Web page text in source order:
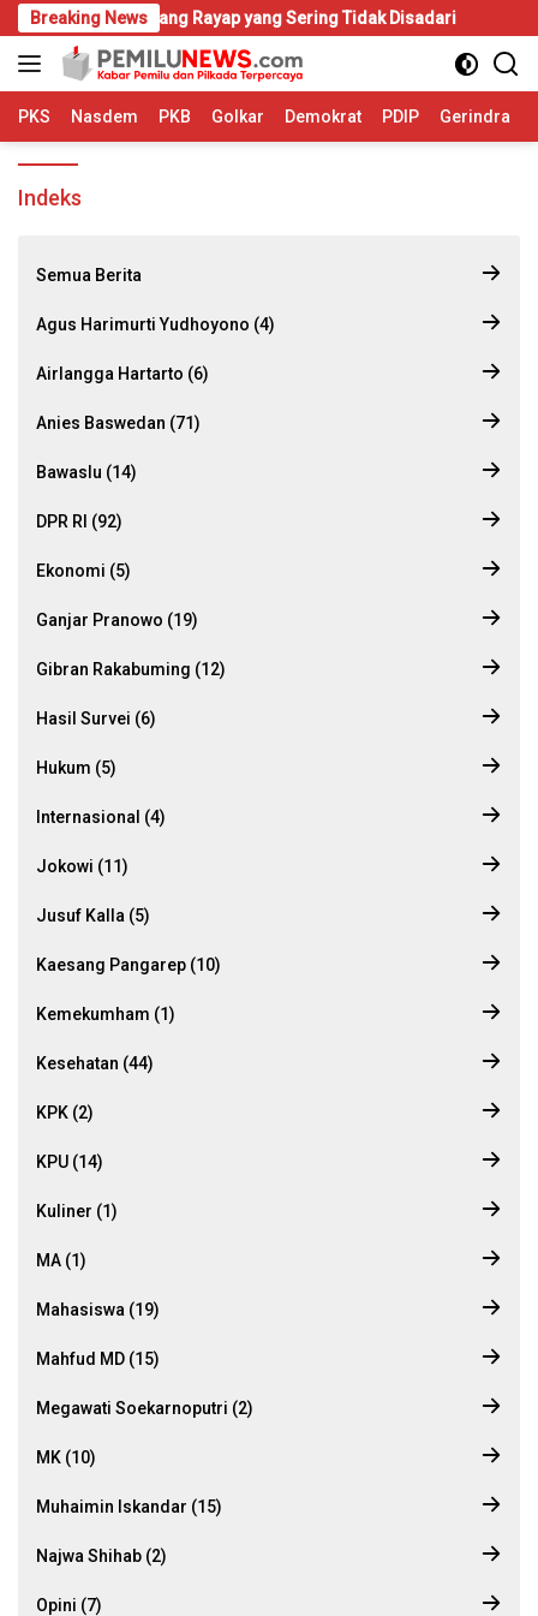
Langsung
ke
konten
Breaking News
Mulai Diserang Rayap yang Sering Tidak Disadari
PKS Nasdem PKB Golkar Demokrat PDIP Gerindra
Indeks
Semua Berita
Agus Harimurti Yudhoyono (4)
Airlangga Hartarto (6)
Anies Baswedan (71)
Bawaslu (14)
DPR RI (92)
Ekonomi (5)
Ganjar Pranowo (19)
Gibran Rakabuming (12)
Hasil Survei (6)
Hukum (5)
Internasional (4)
Jokowi (11)
Jusuf Kalla (5)
Kaesang Pangarep (10)
Kemekumham (1)
Kesehatan (44)
KPK (2)
KPU (14)
Kuliner (1)
MA (1)
Mahasiswa (19)
Mahfud MD (15)
Megawati Soekarnoputri (2)
MK (10)
Muhaimin Iskandar (15)
Najwa Shihab (2)
Opini (7)